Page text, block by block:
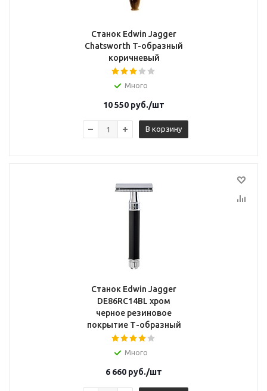
Станок Edwin Jagger
Chatsworth T-образный
коричневый
Много
10 550 руб./шт
В корзину
Станок Edwin Jagger
DE86RC14BL хром
черное резиновое
покрытие Т-образный
Много
6 660 руб./шт